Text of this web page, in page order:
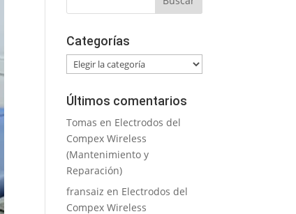
Categorías
Categorías
Últimos comentarios
Tomas en Electrodos del
Compex Wireless
(Mantenimiento y
Reparación)
fransaiz en Electrodos del
Compex Wireless